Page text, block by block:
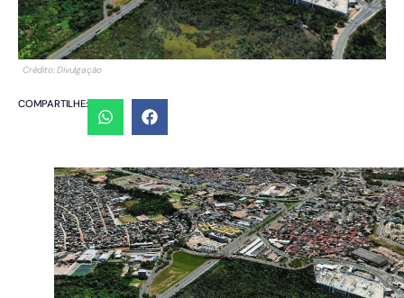
Crédito: Divulgação
COMPARTILHE: